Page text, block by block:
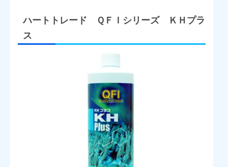
ハートトレード ＱＦＩシリーズ ＫＨプラ
ス